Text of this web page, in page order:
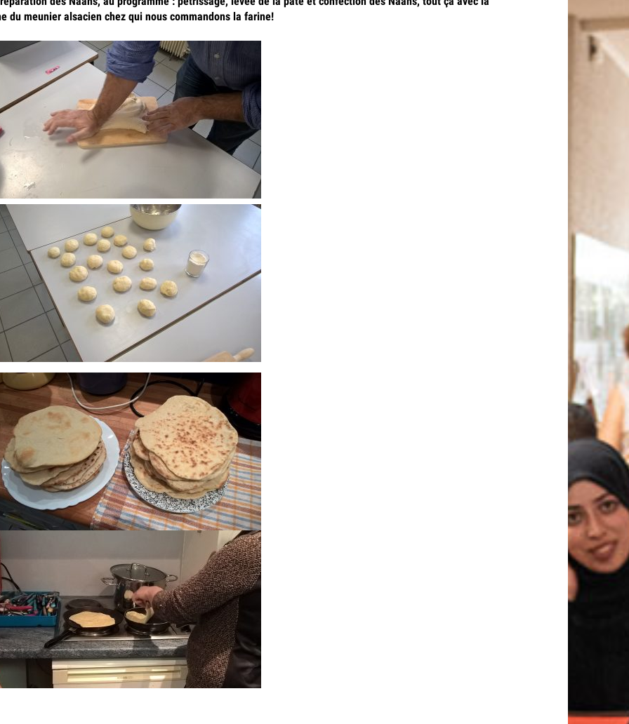
du meunier alsacien chez qui nous commandons la farine!